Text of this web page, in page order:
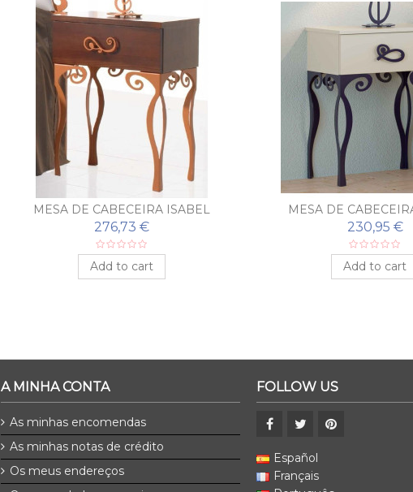
MESA DE CABECEIRA ISABEL
276,73 €
Add to cart
MESA DE
230,95 €
Add to cart
A MINHA CONTA
As minhas encomendas
As minhas notas de crédito
Os meus endereços
FOLLOW US
Español
Français